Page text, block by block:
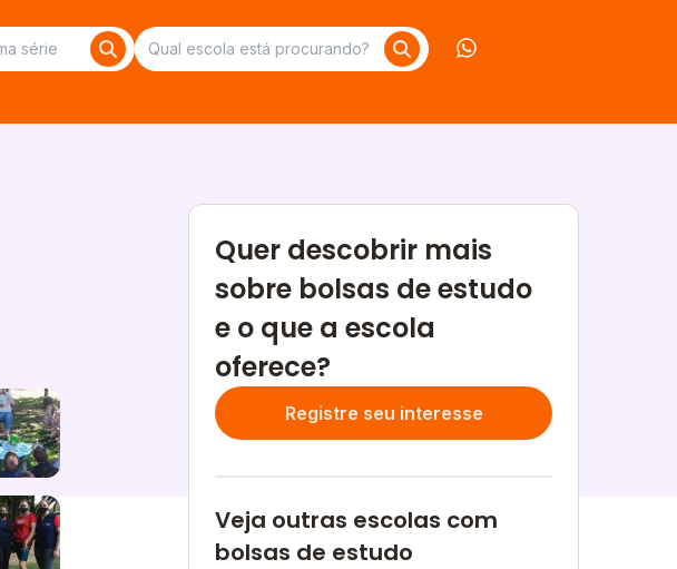
Quer descobrir mais
sobre bolsas de estudo
e o que a escola
oferece?
Registre seu interesse
Veja outras escolas com
bolsas de estudo